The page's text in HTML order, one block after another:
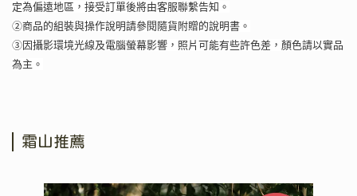
定為偏遠地區，接受訂單後將由客服聯繫告知。
②商品的組裝與操作說明請參閱隨貨附贈的說明書。
③因攝影環境光線及電腦螢幕影響，照片可能有些許色差，顏色請以實品
為主。
霜山推薦